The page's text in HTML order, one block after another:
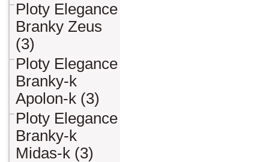
Ploty Elegance
Branky Zeus
(3)
Ploty Elegance
Branky-k
Apolon-k (3)
Ploty Elegance
Branky-k
Midas-k (3)